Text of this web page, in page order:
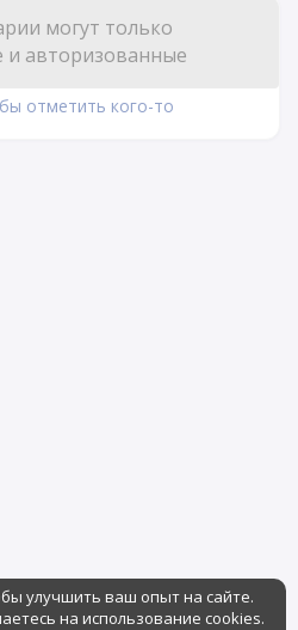
отметить кого-то
улучшить ваш опыт на сайте.
на использование cookies.